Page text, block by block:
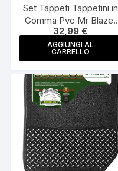
Set Tappeti Tappetini in
Gomma Pvc Mr Blazer
Universali Made in Italy
32,99€
AGGIUNGI AL
CARRELLO